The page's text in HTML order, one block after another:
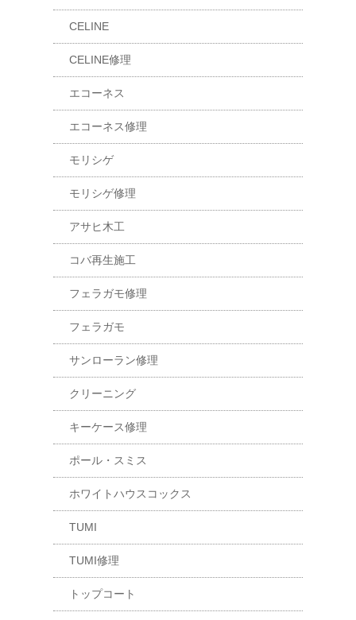
CELINE
CELINE修理
エコーネス
エコーネス修理
モリシゲ
モリシゲ修理
アサヒ木工
コバ再生施工
フェラガモ修理
フェラガモ
サンローラン修理
クリーニング
キーケース修理
ポール・スミス
ホワイトハウスコックス
TUMI
TUMI修理
トップコート